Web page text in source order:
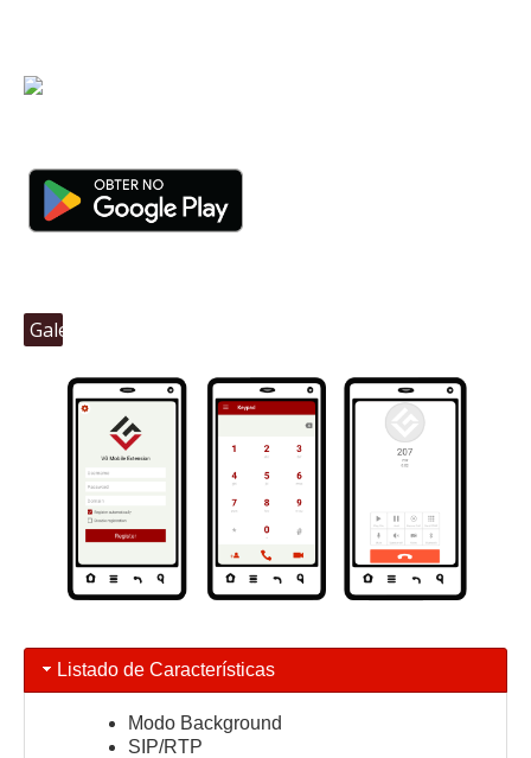
Galeria
Listado de Características
Modo Background
SIP/RTP